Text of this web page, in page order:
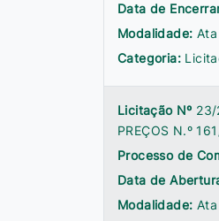
Data de
Modalidade:
Categoria:
Licitação Nº 23/
PREÇOS N.º
Processo de
Data de
Modalidade: